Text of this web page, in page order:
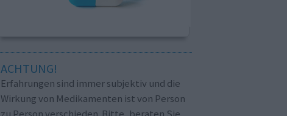
ACHTUNG!
Erfahrungen sind immer subjektiv und die
Wirkung von Medikamenten ist von Person